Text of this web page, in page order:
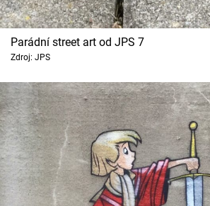
Parádní street art od JPS 7
Zdroj: JPS